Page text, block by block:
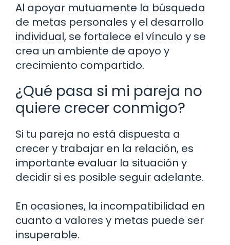
Al apoyar mutuamente la búsqueda
de metas personales y el desarrollo
individual, se fortalece el vínculo y se
crea un ambiente de apoyo y
crecimiento compartido.
¿Qué pasa si mi pareja no
quiere crecer conmigo?
Si tu pareja no está dispuesta a
crecer y trabajar en la relación, es
importante evaluar la situación y
decidir si es posible seguir adelante.
En ocasiones, la incompatibilidad en
cuanto a valores y metas puede ser
insuperable.